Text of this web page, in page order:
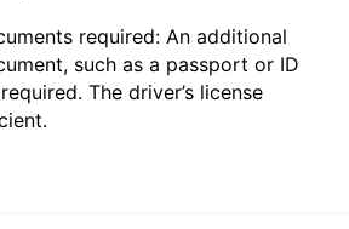
required: An additional
such as a passport or ID
The driver’s license